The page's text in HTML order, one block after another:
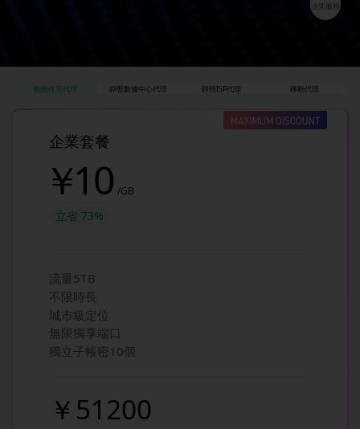
動態住宅代理 靜態數據中心代理 靜態ISP代理 移動代理
企業套餐
￥10 /GB
立省 73%
流量5TB
不限時長
城市級定位
無限獨享端口
獨立子帳密10個
￥51200
企業服務